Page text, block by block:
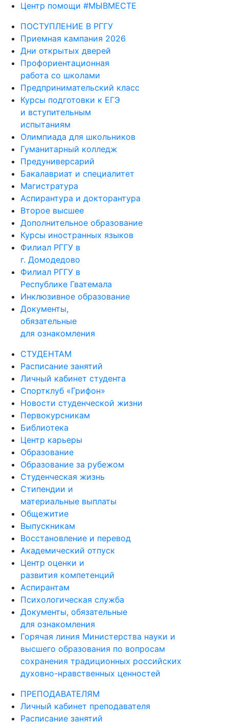
Центр помощи #МЫВМЕСТЕ
ПОСТУПЛЕНИЕ В РГГУ
Приемная кампания 2026
Дни открытых дверей
Профориентационная
работа со школами
Предпринимательский класс
Курсы подготовки к ЕГЭ
и вступительным
испытаниям
Олимпиада для школьников
Гуманитарный колледж
Предуниверсарий
Бакалавриат и специалитет
Магистратура
Аспирантура и докторантура
Второе высшее
Дополнительное образование
Курсы иностранных языков
Филиал РГГУ в
г. Домодедово
Филиал РГГУ в
Республике Гватемала
Инклюзивное образование
Документы,
обязательные
для ознакомления
СТУДЕНТАМ
Расписание занятий
Личный кабинет студента
Спортклуб «Грифон»
Новости студенческой жизни
Первокурсникам
Библиотека
Центр карьеры
Образование
Образование за рубежом
Студенческая жизнь
Стипендии и
материальные выплаты
Общежитие
Выпускникам
Восстановление и перевод
Академический отпуск
Центр оценки и
развития компетенций
Аспирантам
Психологическая служба
Документы, обязательные
для ознакомления
Горячая линия Министерства науки и
высшего образования по вопросам
сохранения традиционных российских
духовно-нравственных ценностей
ПРЕПОДАВАТЕЛЯМ
Личный кабинет преподавателя
Расписание занятий